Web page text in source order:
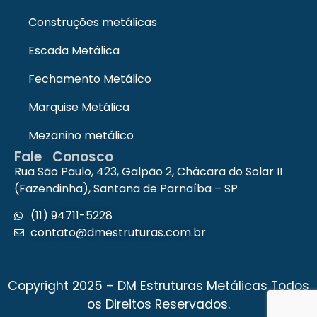
metálicas
Construção em estrutura metálica
Comprar estrutura metálica
Estrutura metalica telhado residencial
Cobertura metálica com isolamento
Pilar estrutura metálica
Orçamento estrutura metálica
Estrutura metálica para galpão
Barracão estrutura metálica
Telhado metálico
Preço de cobertura de estrutura
Preço cobertura metálica
Portões metálicos
Construções metálicas
Escada Metálica
Fechamento Metálico
Marquise Metálica
Mezanino metálico
Fale Conosco
Rua São Paulo, 423, Galpão 2, Chácara do Solar II
(Fazendinha), Santana de Parnaíba – SP
(11) 94711-5228
contato@dmestruturas.com.br
Copyright 2025 – DM Estruturas Metálicas Todos
os Direitos Reservados.